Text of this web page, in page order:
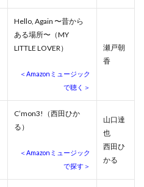
Hello, Again 〜昔から
ある場所〜（MY
LITTLE LOVER）
＜Amazonミュージック
で聴く＞
瀬戸朝
香
C’mon3!（西田ひか
る）
＜Amazonミュージック
で探す＞
山口達
也
西田ひ
かる